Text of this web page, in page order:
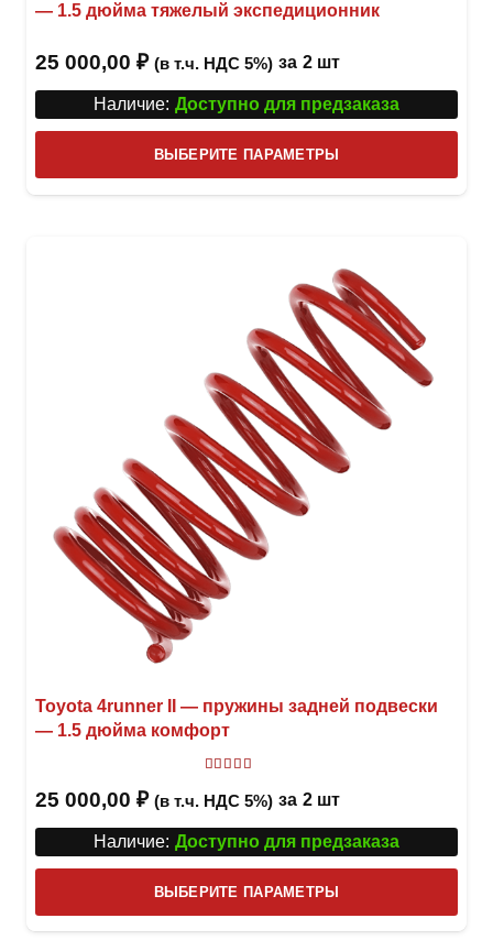
— 1.5 дюйма тяжелый экспедиционник
25 000,00 ₽ (в т.ч. НДС 5%) за 2 шт
Наличие: Доступно для предзаказа
ВЫБЕРИТЕ ПАРАМЕТРЫ
товар
Toyota 4runner II — пружины задней подвески
— 1.5 дюйма комфорт
25 000,00 ₽ (в т.ч. НДС 5%) за 2 шт
Наличие: Доступно для предзаказа
ВЫБЕРИТЕ ПАРАМЕТРЫ
товар